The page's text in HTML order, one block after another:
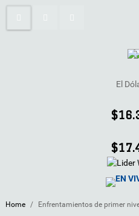
El
EN
Home / Enfrentamientos de primer